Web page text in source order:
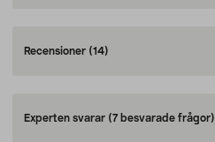
Recensioner (14)
Experten svarar (7 besvarade frågor)